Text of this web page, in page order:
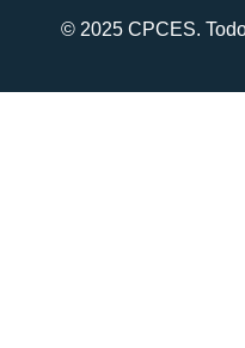
© 2025 CPCES.